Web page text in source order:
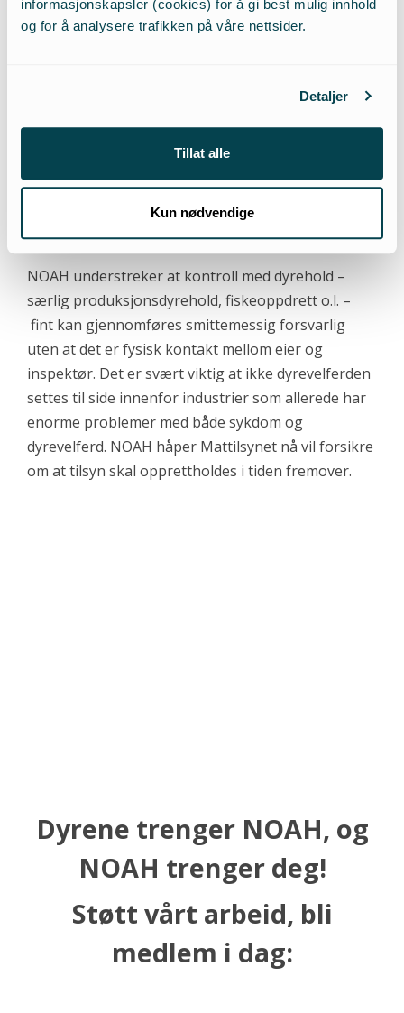
informasjonskapsler (cookies) for å gi best mulig innhold
og for å analysere trafikken på våre nettsider.
Detaljer
Tillat alle
Kun nødvendige
krav i andre sektorer for å holde kapasiteten oppe,
inspisere for å sikre at dyremishandling og
vanskjøtsel ikke går under radaren. Dette blir
spesielt viktig i tiden vi har i møte, hvor mange vil
alle tilgjengelige ressurser.
NOAH understreker at kontroll med dyrehold –
særlig produksjonsdyrehold, fiskeoppdrett o.l. –
fint kan gjennomføres smittemessig forsvarlig
uten at det er fysisk kontakt mellom eier og
inspektør. Det er svært viktig at ikke dyrevelferden
settes til side innenfor industrier som allerede har
enorme problemer med både sykdom og
dyrevelferd. NOAH håper Mattilsynet nå vil forsikre
om at tilsyn skal opprettholdes i tiden fremover.
Dyrene trenger NOAH, og
NOAH trenger deg!
Støtt vårt arbeid, bli
medlem i dag: